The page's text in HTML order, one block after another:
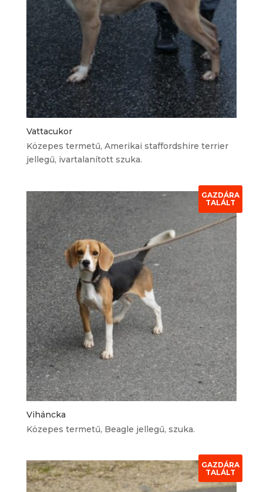
Vattacukor
Közepes termetű, Amerikai staffordshire terrier
jellegű, ivartalanított szuka.
GAZDÁRA
TALÁLT
Viháncka
Közepes termetű, Beagle jellegű, szuka.
GAZDÁRA
TALÁLT